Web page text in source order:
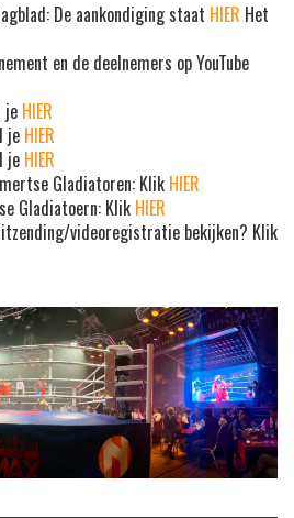
De aankondiging staat HIER Het
en de deelnemers op YouTube
je HIER
je HIER
je HIER
Gladiatoren: Klik HIER
Gladiatoern: Klik HIER
videoregistratie bekijken? Klik